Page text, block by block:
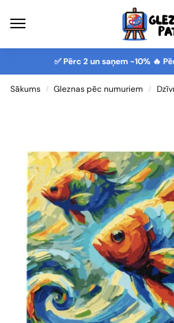
✅ Pērc 2 un saņem -10% 🔥
Sākums / Gleznas pēc numuriem /